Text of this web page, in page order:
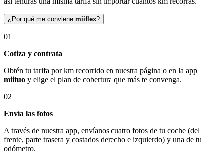
¿Por qué me conviene miiflex?
01
Cotiza y contrata
Obtén tu tarifa por km recorrido en nuestra página o en la app
miituo y elige el plan de cobertura que más te convenga.
02
Envía las fotos
A través de nuestra app, envíanos cuatro fotos de tu coche (del
frente, parte trasera y costados derecho e izquierdo) y una de tu
odómetro.